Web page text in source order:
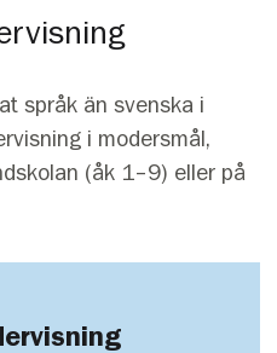
språk än svenska i
i modersmål,
(åk 1–9) eller på